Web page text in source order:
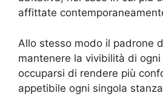
affittate
Allo stesso modo il padrone
mantenere la vivibilità di
occuparsi di rendere più
appetibile ogni singola